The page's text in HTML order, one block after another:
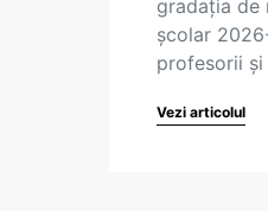
gradația de
școlar
profesorii
Vezi articolul